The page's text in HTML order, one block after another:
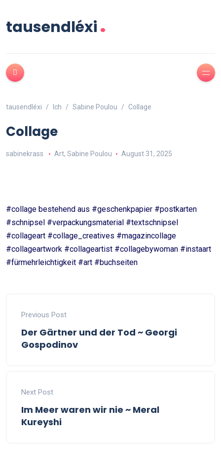
tausendléxi.
tausendléxi Ich Sabine Poulou Collage
Collage
sabinekrass Art, Sabine Poulou August 31, 2025
#collage bestehend aus #geschenkpapier #postkarten
#schnipsel #verpackungsmaterial #textschnipsel
#collageart #collage_creatives #magazincollage
#collageartwork #collageartist #collagebywoman #instaart
#fürmehrleichtigkeit #art #buchseiten
Previous Post
Der Gärtner und der Tod ~ Georgi
Gospodinov
Next Post
Im Meer waren wir nie ~ Meral
Kureyshi